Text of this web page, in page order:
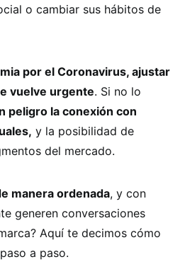
o cambiar sus hábitos de
por el Coronavirus, ajustar
vuelve urgente. Si no lo
peligro la conexión con
y la posibilidad de
del mercado.
manera ordenada, y con
generen conversaciones
Aquí te decimos cómo
a paso.